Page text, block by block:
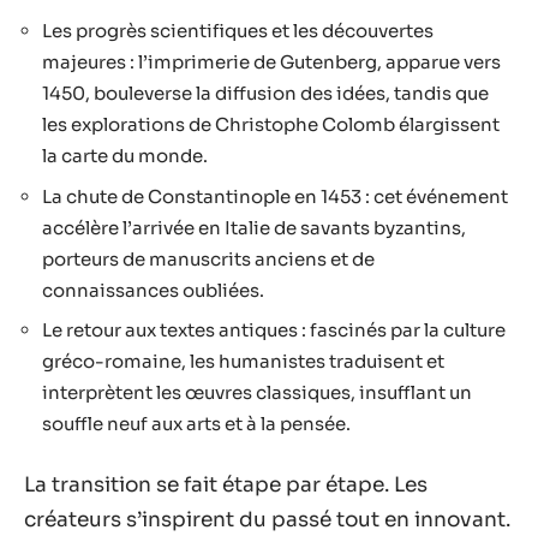
Les progrès scientifiques et les découvertes
majeures : l’imprimerie de Gutenberg, apparue vers
1450, bouleverse la diffusion des idées, tandis que
les explorations de Christophe Colomb élargissent
la carte du monde.
La chute de Constantinople en 1453 : cet événement
accélère l’arrivée en Italie de savants byzantins,
porteurs de manuscrits anciens et de
connaissances oubliées.
Le retour aux textes antiques : fascinés par la culture
gréco-romaine, les humanistes traduisent et
interprètent les œuvres classiques, insufflant un
souffle neuf aux arts et à la pensée.
La transition se fait étape par étape. Les
créateurs s’inspirent du passé tout en innovant.